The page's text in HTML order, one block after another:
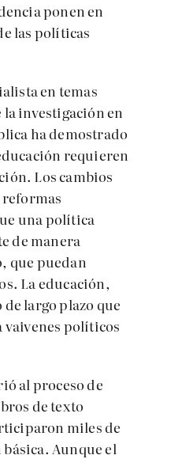
ponen en
las políticas
en temas
investigación en
ha demostrado
requieren
Los cambios
una política
de manera
que puedan
La educación,
largo plazo que
vaivenes políticos
al proceso de
de texto
miles de
Aunque el